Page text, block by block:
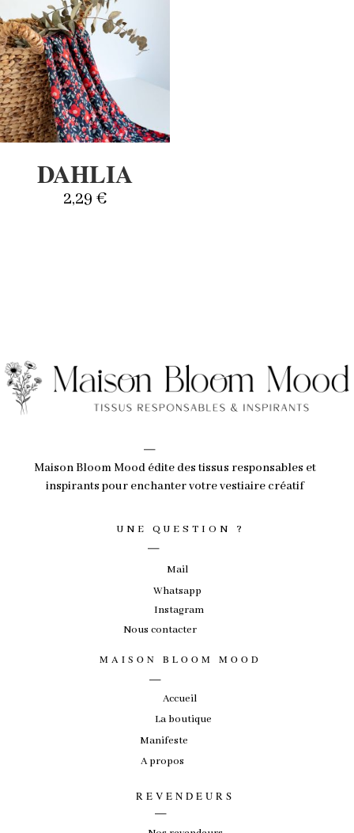
DAHLIA
2,29 €
Maison Bloom Mood édite des tissus responsables et
inspirants pour enchanter votre vestiaire créatif
UNE QUESTION ?
_
Mail
Whatsapp
Instagram
Nous contacter
_
Accueil
La boutique
Manifeste
A propos
MAISON BLOOM MOOD
REVENDEURS
_